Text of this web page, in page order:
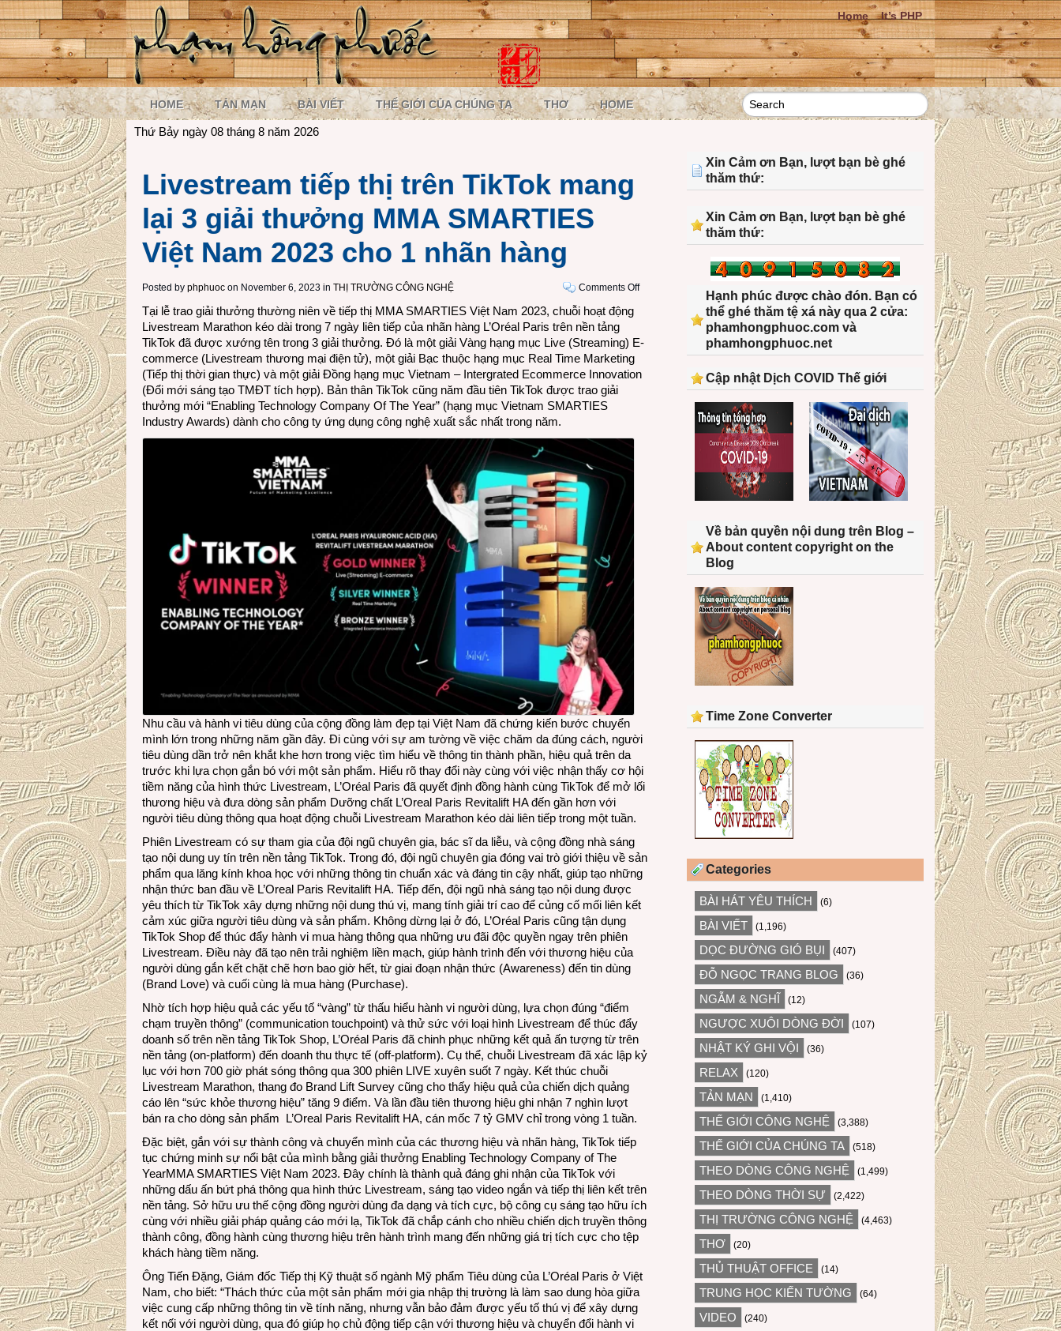
Home It’s PHP
HOME TẢN MẠN BÀI VIẾT THẾ GIỚI CỦA CHÚNG TA THƠ HOME
Thứ Bảy ngày 08 tháng 8 năm 2026
Livestream tiếp thị trên TikTok mang
lại 3 giải thưởng MMA SMARTIES
Việt Nam 2023 cho 1 nhãn hàng
Posted by phphuoc on November 6, 2023 in THỊ TRƯỜNG CÔNG NGHỆ Comments Offon
trên
mang
Tại lễ trao giải thưởng thường niên về tiếp thị MMA SMARTIES Việt Nam 2023, chuỗi hoạt động
Livestream Marathon kéo dài trong 7 ngày liên tiếp của nhãn hàng L’Oréal Paris trên nền tảng
TikTok đã được xướng tên trong 3 giải thưởng. Đó là một giải Vàng hạng mục Live (Streaming) E-
commerce (Livestream thương mại điện tử), một giải Bạc thuộc hạng mục Real Time Marketing
(Tiếp thị thời gian thực) và một giải Đồng hạng mục Vietnam – Intergrated Ecommerce Innovation
(Đổi mới sáng tạo TMĐT tích hợp). Bản thân TikTok cũng năm đầu tiên TikTok được trao giải
thưởng mới “Enabling Technology Company Of The Year” (hạng mục Vietnam SMARTIES
Industry Awards) dành cho công ty ứng dụng công nghệ xuất sắc nhất trong năm.
Nhu cầu và hành vi tiêu dùng của cộng đồng làm đẹp tại Việt Nam đã chứng kiến bước chuyển
mình lớn trong những năm gần đây. Đi cùng với sự am tường về việc chăm da đúng cách, người
tiêu dùng dần trở nên khắt khe hơn trong việc tìm hiểu về thông tin thành phần, hiệu quả trên da
trước khi lựa chọn gắn bó với một sản phẩm. Hiểu rõ thay đổi này cùng với việc nhận thấy cơ hội
tiềm năng của hình thức Livestream, L’Oréal Paris đã quyết định đồng hành cùng TikTok để mở lối
thương hiệu và đưa dòng sản phẩm Dưỡng chất L’Oreal Paris Revitalift HA đến gần hơn với
người tiêu dùng thông qua hoạt động chuỗi Livestream Marathon kéo dài liên tiếp trong một tuần.
Phiên Livestream có sự tham gia của đội ngũ chuyên gia, bác sĩ da liễu, và cộng đồng nhà sáng
tạo nội dung uy tín trên nền tảng TikTok. Trong đó, đội ngũ chuyên gia đóng vai trò giới thiệu về sản
phẩm qua lăng kính khoa học với những thông tin chuẩn xác và đáng tin cậy nhất, giúp tạo những
nhận thức ban đầu về L’Oreal Paris Revitalift HA. Tiếp đến, đội ngũ nhà sáng tạo nội dung được
yêu thích từ TikTok xây dựng những nội dung thú vị, mang tính giải trí cao để củng cố mối liên kết
cảm xúc giữa người tiêu dùng và sản phẩm. Không dừng lại ở đó, L’Oréal Paris cũng tận dụng
TikTok Shop để thúc đẩy hành vi mua hàng thông qua những ưu đãi độc quyền ngay trên phiên
Livestream. Điều này đã tạo nên trải nghiệm liền mạch, giúp hành trình đến với thương hiệu của
người dùng gắn kết chặt chẽ hơn bao giờ hết, từ giai đoạn nhận thức (Awareness) đến tin dùng
(Brand Love) và cuối cùng là mua hàng (Purchase).
Nhờ tích hợp hiệu quả các yếu tố “vàng” từ thấu hiểu hành vi người dùng, lựa chọn đúng “điểm
chạm truyền thông” (communication touchpoint) và thử sức với loại hình Livestream để thúc đẩy
doanh số trên nền tảng TikTok Shop, L’Oréal Paris đã chinh phục những kết quả ấn tượng từ trên
nền tảng (on-platform) đến doanh thu thực tế (off-platform). Cụ thể, chuỗi Livestream đã xác lập kỷ
lục với hơn 700 giờ phát sóng thông qua 300 phiên LIVE xuyên suốt 7 ngày. Kết thúc chuỗi
Livestream Marathon, thang đo Brand Lift Survey cũng cho thấy hiệu quả của chiến dịch quảng
cáo lên “sức khỏe thương hiệu” tăng 9 điểm. Và lần đầu tiên thương hiệu ghi nhận 7 nghìn lượt
bán ra cho dòng sản phẩm L’Oreal Paris Revitalift HA, cán mốc 7 tỷ GMV chỉ trong vòng 1 tuần.
Đặc biệt, gắn với sự thành công và chuyển mình của các thương hiệu và nhãn hàng, TikTok tiếp
tục chứng minh sự nổi bật của mình bằng giải thưởng Enabling Technology Company of The
YearMMA SMARTIES Việt Nam 2023. Đây chính là thành quả đáng ghi nhận của TikTok với
những dấu ấn bứt phá thông qua hình thức Livestream, sáng tạo video ngắn và tiếp thị liên kết trên
nền tảng. Sở hữu ưu thế cộng đồng người dùng đa dạng và tích cực, bộ công cụ sáng tạo hữu ích
cùng với nhiều giải pháp quảng cáo mới lạ, TikTok đã chắp cánh cho nhiều chiến dịch truyền thông
thành công, đồng hành cùng thương hiệu trên hành trình mang đến những giá trị tích cực cho tệp
khách hàng tiềm năng.
Ông Tiến Đặng, Giám đốc Tiếp thị Kỹ thuật số ngành Mỹ phẩm Tiêu dùng của L’Oréal Paris ở Việt
Nam, cho biết: “Thách thức của một sản phẩm mới gia nhập thị trường là làm sao dung hòa giữa
việc cung cấp những thông tin về tính năng, nhưng vẫn bảo đảm được yếu tố thú vị để xây dựng
kết nối với người dùng, qua đó giúp họ chủ động tiếp cận với thương hiệu và chuyển đổi hành vi
Xin Cảm ơn Bạn, lượt bạn bè ghé
thăm thứ:
Xin Cảm ơn Bạn, lượt bạn bè ghé
thăm thứ:
Hạnh phúc được chào đón. Bạn có
thể ghé thăm tệ xá này qua 2 cửa:
phamhongphuoc.com và
phamhongphuoc.net
Cập nhật Dịch COVID Thế giới
Về bản quyền nội dung trên Blog –
About content copyright on the
Blog
Time Zone Converter
Categories
BÀI HÁT YÊU THÍCH (6)
BÀI VIẾT (1,196)
DỌC ĐƯỜNG GIÓ BỤI (407)
ĐỖ NGỌC TRANG BLOG (36)
NGẪM & NGHĨ (12)
NGƯỢC XUÔI DÒNG ĐỜI (107)
NHẬT KÝ GHI VỘI (36)
RELAX (120)
TẢN MẠN (1,410)
THẾ GIỚI CÔNG NGHỆ (3,388)
THẾ GIỚI CỦA CHÚNG TA (518)
THEO DÒNG CÔNG NGHỆ (1,499)
THEO DÒNG THỜI SỰ (2,422)
THỊ TRƯỜNG CÔNG NGHỆ (4,463)
THƠ (20)
THỦ THUẬT OFFICE (14)
TRUNG HỌC KIẾN TƯỜNG (64)
VIDEO (240)